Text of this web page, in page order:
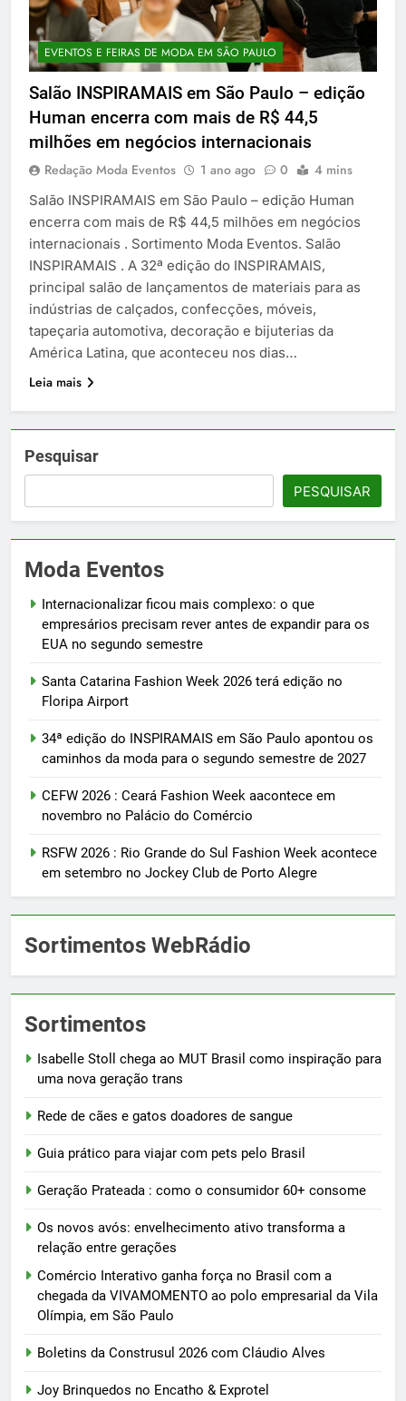
EVENTOS E FEIRAS DE MODA EM SÃO PAULO
Salão INSPIRAMAIS em São Paulo – edição
Human encerra com mais de R$ 44,5
milhões em negócios internacionais
Redação Moda Eventos 1 ano ago 0 4 mins
Salão INSPIRAMAIS em São Paulo – edição Human
encerra com mais de R$ 44,5 milhões em negócios
internacionais . Sortimento Moda Eventos. Salão
INSPIRAMAIS . A 32ª edição do INSPIRAMAIS,
principal salão de lançamentos de materiais para as
indústrias de calçados, confecções, móveis,
tapeçaria automotiva, decoração e bijuterias da
América Latina, que aconteceu nos dias…
Leia mais
Pesquisar
PESQUISAR
Moda Eventos
Internacionalizar ficou mais complexo: o que
empresários precisam rever antes de expandir para os
EUA no segundo semestre
Santa Catarina Fashion Week 2026 terá edição no
Floripa Airport
34ª edição do INSPIRAMAIS em São Paulo apontou os
caminhos da moda para o segundo semestre de 2027
CEFW 2026 : Ceará Fashion Week aacontece em
novembro no Palácio do Comércio
RSFW 2026 : Rio Grande do Sul Fashion Week acontece
em setembro no Jockey Club de Porto Alegre
Sortimentos WebRádio
Sortimentos
Isabelle Stoll chega ao MUT Brasil como inspiração para
uma nova geração trans
Rede de cães e gatos doadores de sangue
Guia prático para viajar com pets pelo Brasil
Geração Prateada : como o consumidor 60+ consome
Os novos avós: envelhecimento ativo transforma a
relação entre gerações
Comércio Interativo ganha força no Brasil com a
chegada da VIVAMOMENTO ao polo empresarial da Vila
Olímpia, em São Paulo
Boletins da Construsul 2026 com Cláudio Alves
Joy Brinquedos no Encatho & Exprotel